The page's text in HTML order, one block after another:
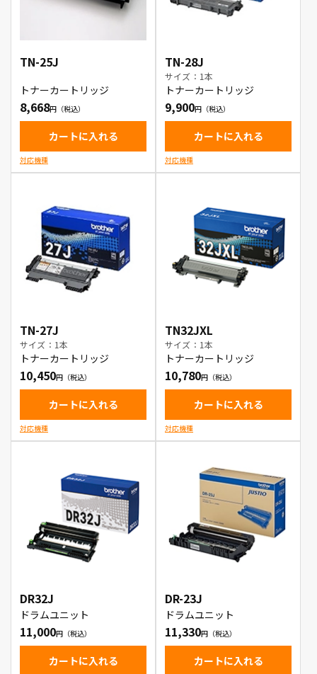
TN-25J
トナーカートリッジ
8,668
カートに入れる
対応機種
TN-28J
サイズ：1本
トナーカートリッジ
9,900
カートに入れる
対応機種
TN-27J
サイズ：1本
トナーカートリッジ
10,450
カートに入れる
対応機種
TN32JXL
サイズ：1本
トナーカートリッジ
10,780
カートに入れる
対応機種
DR32J
ドラムユニット
11,000
カートに入れる
DR-23J
ドラムユニット
11,330
カートに入れる